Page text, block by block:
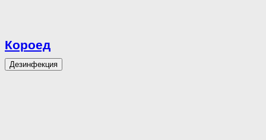
Короед
Дезинфекция